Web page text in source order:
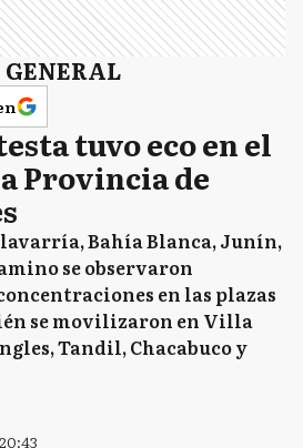
tuvo eco en el
Provincia de
Bahía Blanca, Junín,
se observaron
en las plazas
se movilizaron en Villa
Tandil, Chacabuco y